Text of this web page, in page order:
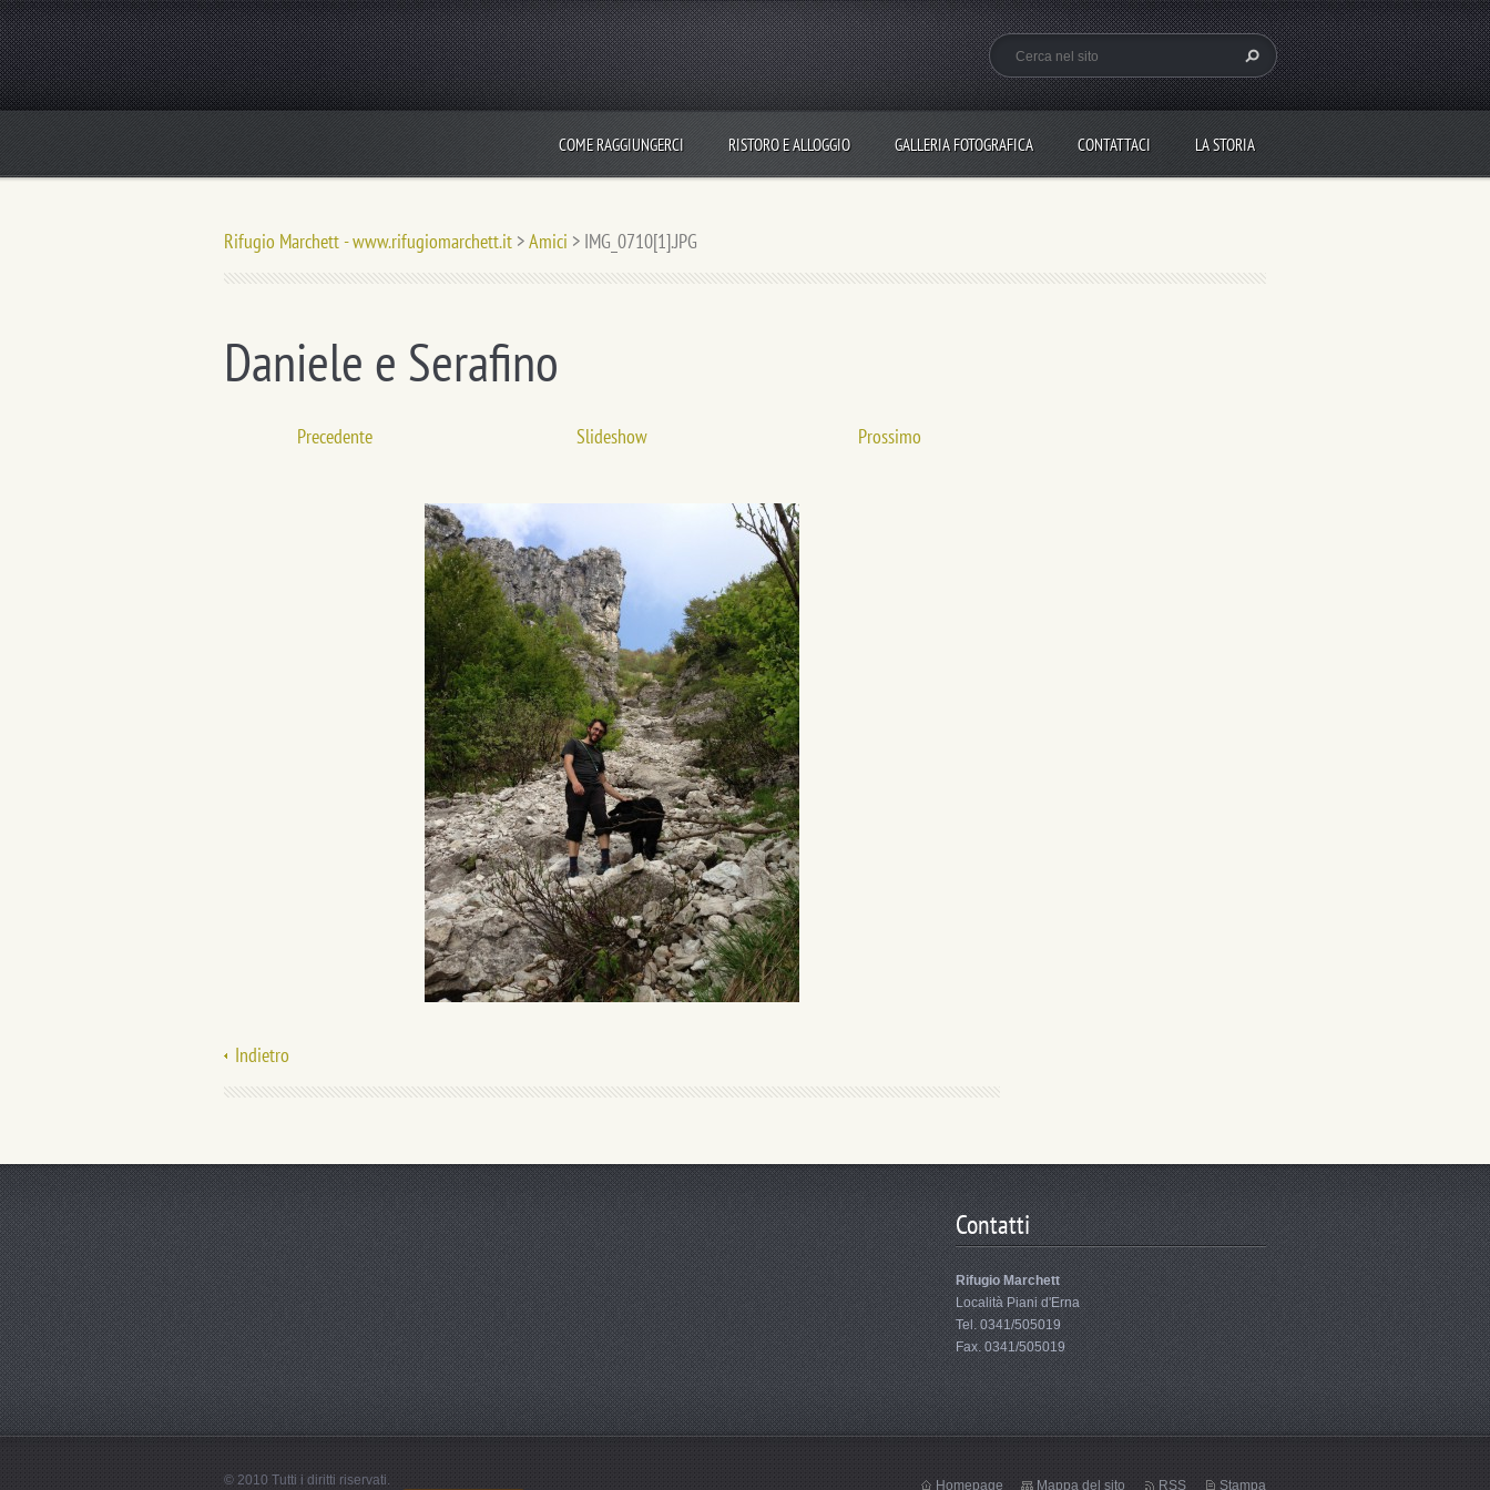
COME RAGGIUNGERCI RISTORO E ALLOGGIO GALLERIA FOTOGRAFICA CONTATTACI LA STORIA
Rifugio Marchett - www.rifugiomarchett.it >Amici > IMG_0710[1].JPG
Daniele e Serafino
Precedente Slideshow Prossimo
Indietro
Contatti
Rifugio Marchett
Località Piani d'Erna
Tel. 0341/505019
Fax. 0341/505019
© 2010 Tutti i diritti riservati. Homepage Mappa del sito RSS Stampa